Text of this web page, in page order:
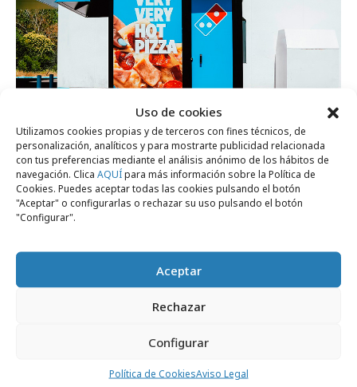
Uso de cookies
Utilizamos cookies propias y de terceros con fines técnicos, de
personalización, analíticos y para mostrarte publicidad relacionada
con tus preferencias mediante el análisis anónimo de los hábitos de
navegación. Clica AQUÍpara más información sobre la Política de
Cookies. Puedes aceptar todas las cookies pulsando el botón
"Aceptar" o configurarlas o rechazar su uso pulsando el botón
"Configurar".
Aceptar
Rechazar
Configurar
Política de CookiesAviso Legal
miércoles, 29 de julio 2026
Domino´s Pizza abre su primer vending en
España
Agencias